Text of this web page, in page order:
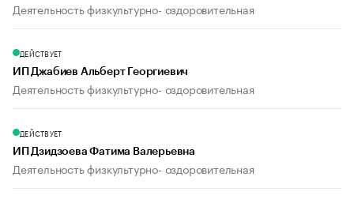
Деятельность физкультурно- оздоровительная
ДЕЙСТВУЕТ
ИП Джабиев Альберт Георгиевич
Деятельность физкультурно- оздоровительная
ДЕЙСТВУЕТ
ИП Дзидзоева Фатима Валерьевна
Деятельность физкультурно- оздоровительная